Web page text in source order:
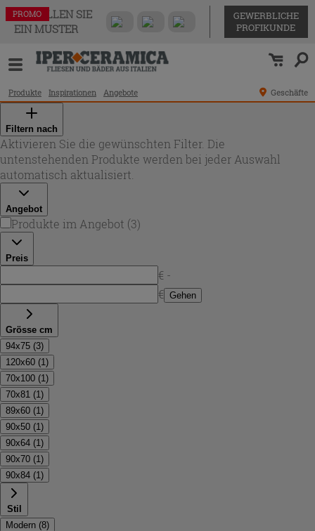
BESTELLEN SIE
EIN MUSTER
GEWERBLICHE
PROFIKUNDE
Produkte Inspirationen Angebote Geschäfte
Filtern nach
Aktivieren Sie die gewünschten Filter. Die
untenstehenden Produkte werden bei jeder Auswahl
automatisch aktualisiert.
Angebot
Produkte im Angebot (3)
Preis
€ -
€ Gehen
Grösse cm
94x75 (3)
120x60 (1)
70x100 (1)
70x81 (1)
89x60 (1)
90x50 (1)
90x64 (1)
90x70 (1)
90x84 (1)
Stil
Modern (8)
PROMO
PROMO
PROMO